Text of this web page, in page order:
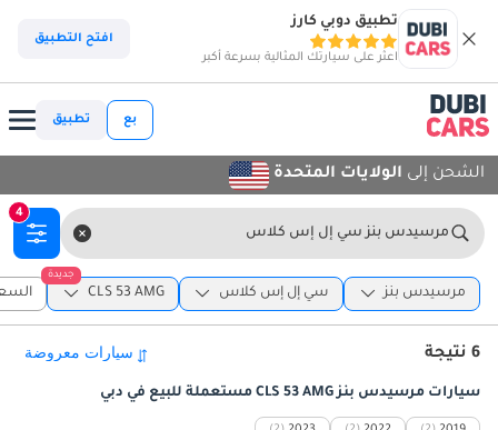
تطبيق دوبي كارز
اعثر على سيارتك المثالية بسرعة أكبر
افتح التطبيق
بع تطبيق
الشحن إلى الولايات المتحدة
مرسيدس بنز سي إل إس كلاس
4
مرسيدس بنز سي إل إس كلاس
جديدة
CLS 53 AMG
6 نتيجة
سيارات مرسيدس بنز CLS 53 AMG مستعملة للبيع في دبي